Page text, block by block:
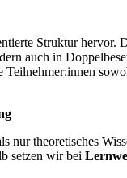
Struktur
auch in
nur theoretisches
setzen wir bei